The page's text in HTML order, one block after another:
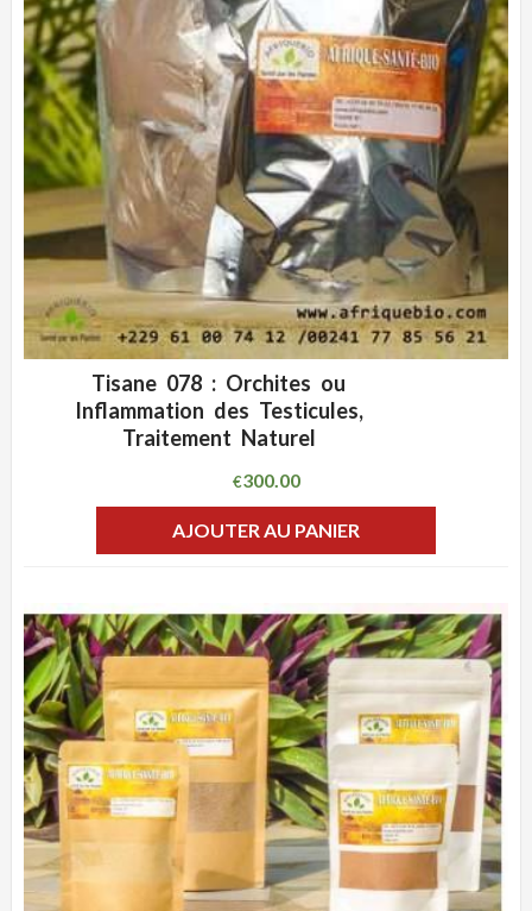
ADD WISHLIST
Tisane 078 : Orchites ou
Inflammation des Testicules,
Traitement Naturel
€300.00
AJOUTER AU PANIER